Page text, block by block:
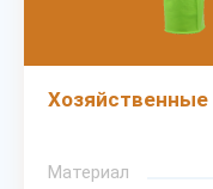
Хозяйственные
Материал